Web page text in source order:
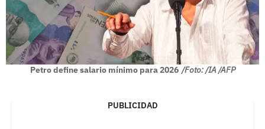
Petro define salario mínimo para 2026 /Foto: /IA /AFP
PUBLICIDAD